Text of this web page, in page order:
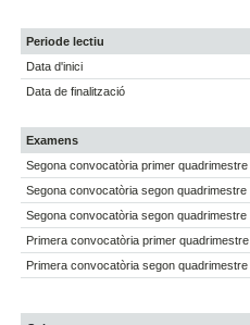
Periode lectiu
Data d'inici
Data de finalització
Examens
Segona convocatòria primer quadrimestre
Segona convocatòria segon quadrimestre
Segona convocatòria segon quadrimestre
Primera convocatòria primer quadrimestre
Primera convocatòria segon quadrimestre